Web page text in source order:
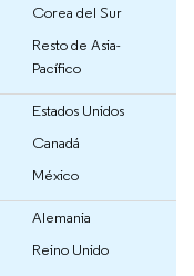
Corea del Sur
Resto de Asia-
Pacífico
Estados Unidos
Canadá
México
Alemania
Reino Unido